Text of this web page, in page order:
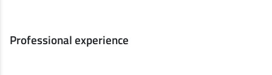
Professional experience